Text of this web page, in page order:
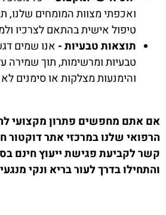
ואכפתי מצוות המומחים שלנו,
טיפול אישית בהתאם לצרכיו
תוצאות טבעיות - אנו שמים
טבעיות ומרשימות, תוך שמירה
והימנעות מצלקות או סימנים לא
אם אתם מחפשים פתרון מקצועי
הרפואי שלנו במרכזי אתר דוקטור
קשר לקביעת פגישת ייעוץ חינם
והתחילו בדרך לעור בריא ונקי